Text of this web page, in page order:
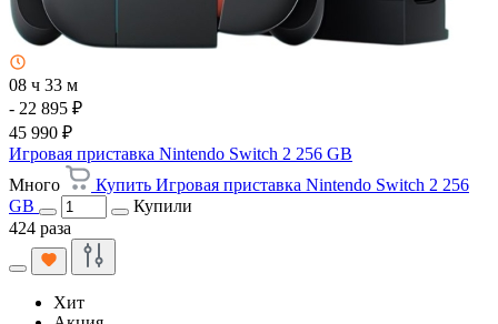
08 ч 33 м
- 22 895 ₽
45 990 ₽
Игровая приставка Nintendo Switch 2 256 GB
Много
Купить Игровая приставка Nintendo Switch 2 256
GB
Купили
424 раза
Хит